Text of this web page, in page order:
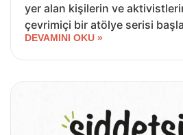
yer alan kişilerin ve aktivistlerin
çevrimiçi bir atölye serisi
DEVAMINI OKU »